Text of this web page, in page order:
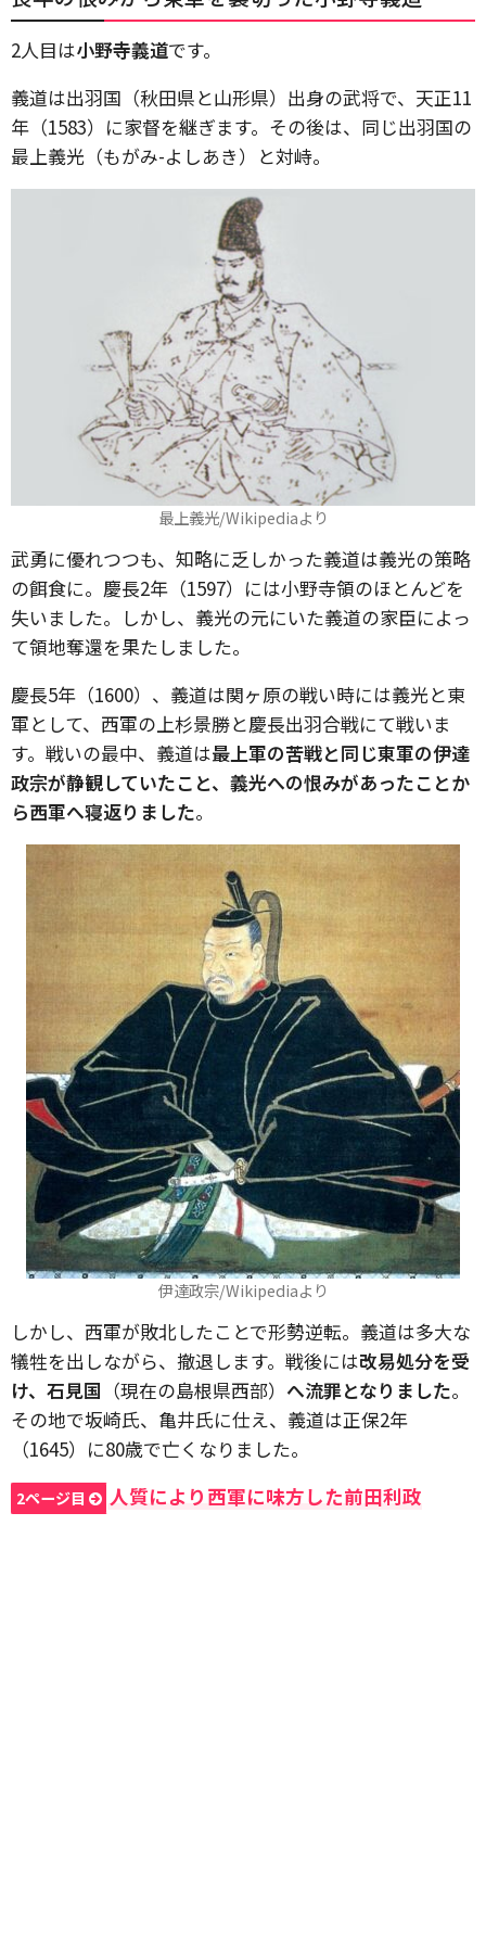
2人目は小野寺義道です。
義道は出羽国（秋田県と山形県）出身の武将で、天正11
年（1583）に家督を継ぎます。その後は、同じ出羽国の
最上義光（もがみ-よしあき）と対峙。
最上義光/Wikipediaより
武勇に優れつつも、知略に乏しかった義道は義光の策略
の餌食に。慶長2年（1597）には小野寺領のほとんどを
失いました。しかし、義光の元にいた義道の家臣によっ
て領地奪還を果たしました。
慶長5年（1600）、義道は関ヶ原の戦い時には義光と東
軍として、西軍の上杉景勝と慶長出羽合戦にて戦いま
す。戦いの最中、義道は最上軍の苦戦と同じ東軍の伊達
政宗が静観していたこと、義光への恨みがあったことか
ら西軍へ寝返りました。
伊達政宗/Wikipediaより
しかし、西軍が敗北したことで形勢逆転。義道は多大な
犠牲を出しながら、撤退します。戦後には改易処分を受
け、石見国 （現在の島根県西部） へ流罪となりました。
その地で坂崎氏、亀井氏に仕え、義道は正保2年
（1645）に80歳で亡くなりました。
2ページ目 人質により西軍に味方した前田利政